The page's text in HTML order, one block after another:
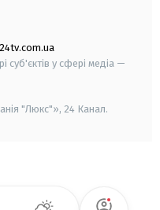
суб'єктів у сфері медіа —
"Люкс"», 24 Канал.